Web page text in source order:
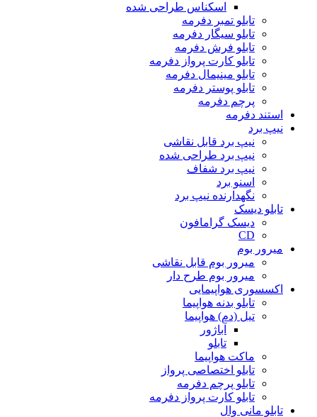
اسکناس طراحی شده
تابلو تمبر دفرمه
تابلو سیگار دفرمه
تابلو فرش دفرمه
تابلو کارت پرواز دفرمه
تابلو مینیمال دفرمه
تابلو پوستر دفرمه
پرچم دفرمه
استند دفرمه
نیپ برد
نیپ برد قابل نقاشی
نیپ برد طراحی شده
نیپ برد شفاف
اسنو برد
نگهدارنده نیپ برد
تابلو دیسک
دیسک گرامافون
CD
میرور بوم
میرور بوم قابل نقاشی
میرور بوم طرح دار
اکسسوری هواپیمایی
تابلو بدنه هواپیما
تیل (دم) هواپیما
آباژور
تابلو
ماکت هواپیما
تابلو اختصاصی پرواز
تابلو پرچم دفرمه
تابلو کارت پرواز دفرمه
تابلو مانی وال